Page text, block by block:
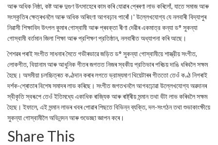
আৰু অধিক নিষ্ঠা, কষ্ট আৰু দুগুণ উৎসাহেৰে কাম কৰি যোৱাৰ প্ৰেৰণা লাভ কৰিলোঁ, যাতে সমাজ আৰু
সংস্কৃতিৰ ক্ষেত্ৰখনলৈ আৰু অধিক অৰিহণা আগবঢ়াব পাৰোঁ।' উল্লেখযোগ্য যে নলবাৰী বিদ্যাপুৰ
নিৱাসী শিক্ষাবিদ উৎপল কুমাৰ গোস্বামী আৰু প্ৰবক্তা ৰীণা দেৱীৰ একমাত্র কন্যা ড° সুকন্যা
গোস্বামী বর্তমান জিলা শিক্ষা আৰু প্রশিক্ষণ প্রতিষ্ঠান, নলবাৰীত অধ্যাপনা কৰি আছে।
শৈশৱৰ পৰাই সংগীত সাধনাৰ সৈতে গভীৰভাৱে জড়িত ড° সুকন্যা গোস্বামীয়ে শাস্ত্রীয় সংগীত,
লোকগীত, বিয়ানাম আৰু আধুনিক গীতৰ জগতত নিজৰ স্বকীয় প্রতিভাৰ পৰিচয় দাঙি ধৰিবলৈ সক্ষম
হৈছে। অসমীয়া চলচ্চিত্ৰত কণ্ঠদান কৰাৰ লগতে ভ্রাম্যমাণ থিয়েটাৰৰ গীততো তেওঁ কণ্ঠ নিগৰাই
দৰ্শক-শ্ৰোতাৰ বিশেষ সমাদৰ লাভ কৰিছে। সংগীত জগতখনলৈ আগবঢ়োৱা উল্লেখযোগ্য অৱদানৰ
স্বীকৃতি স্বৰূপে তেওঁ ইতিমধ্যে একাধিক ৰাজ্যিক আৰু ৰাষ্ট্ৰীয় সন্মান তথা বঁটা লাভ কৰিবলৈ সক্ষম
হৈছে। ইফালে, এই সন্মান লাভৰ খবৰ পোৱাৰ পিছতে বিভিন্ন ব্যক্তি, দল-সংগঠন তথা শুভাকাংক্ষীয়ে
সুকন্যা গোস্বামীলৈ অভিনন্দন আৰু শুভেচ্ছা জ্ঞাপন কৰে।
Share This